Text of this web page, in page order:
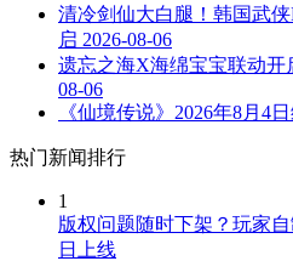
清冷剑仙大白腿！韩国武
启 2026-08-06
遗忘之海X海绵宝宝联动开
08-06
《仙境传说》2026年8月4
热门新闻排行
1
版权问题随时下架？玩家
日上线